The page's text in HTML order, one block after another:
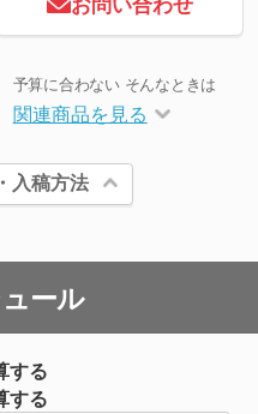
予算に合わない そんなときは
関連商品を見る
入稿方法
ール
する
する